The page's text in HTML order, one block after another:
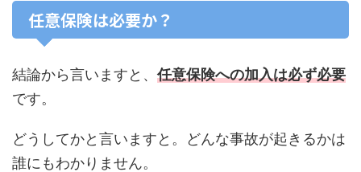
任意保険は必要か？
結論から言いますと、 任意保険への加入は必ず必要
です。
どうしてかと言いますと。どんな事故が起きるかは
誰にもわかりません。